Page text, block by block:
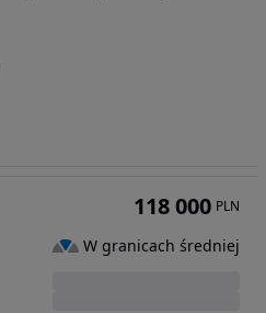
118 000 PLN
W granicach średniej